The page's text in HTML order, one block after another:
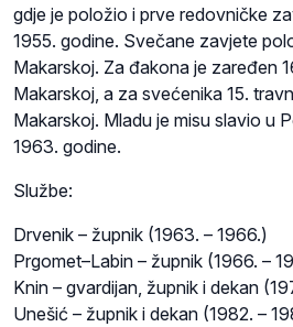
gdje je položio i prve redovničke
1955. godine. Svečane zavjete
Makarskoj. Za đakona je zaređen
Makarskoj, a za svećenika 15.
Makarskoj. Mladu je misu slavio u
1963. godine.
Službe:
Drvenik – župnik (1963. – 1966.)
Prgomet–Labin – župnik (1966. –
Knin – gvardijan, župnik i dekan
Unešić – župnik i dekan (1982. –